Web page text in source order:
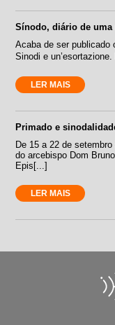
Sínodo, diário de
Acaba de ser publicado
Sinodi e
LER MAIS
Primado e
De 15 a 22 de
do arcebispo Dom
Epis[...]
LER MAIS